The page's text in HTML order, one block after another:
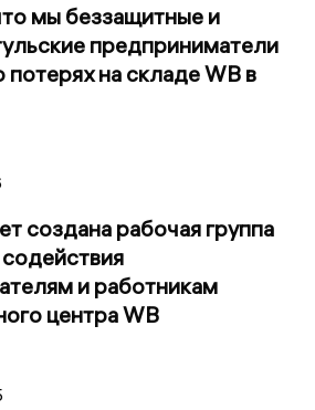
мы беззащитные и
предприниматели
потерях на складе WB в
создана рабочая группа
и работникам
центра WB